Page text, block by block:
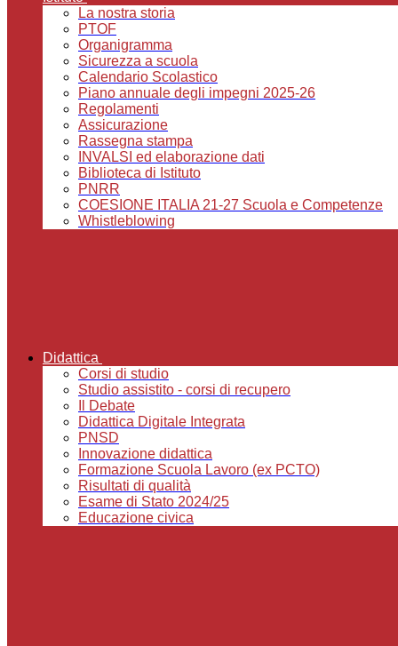
La nostra storia
PTOF
Organigramma
Sicurezza a scuola
Calendario Scolastico
Piano annuale degli impegni 2025-26
Regolamenti
Assicurazione
Rassegna stampa
INVALSI ed elaborazione dati
Biblioteca di Istituto
PNRR
COESIONE ITALIA 21-27 Scuola e Competenze
Whistleblowing
Didattica
Corsi di studio
Studio assistito - corsi di recupero
Il Debate
Didattica Digitale Integrata
PNSD
Innovazione didattica
Formazione Scuola Lavoro (ex PCTO)
Risultati di qualità
Esame di Stato 2024/25
Educazione civica